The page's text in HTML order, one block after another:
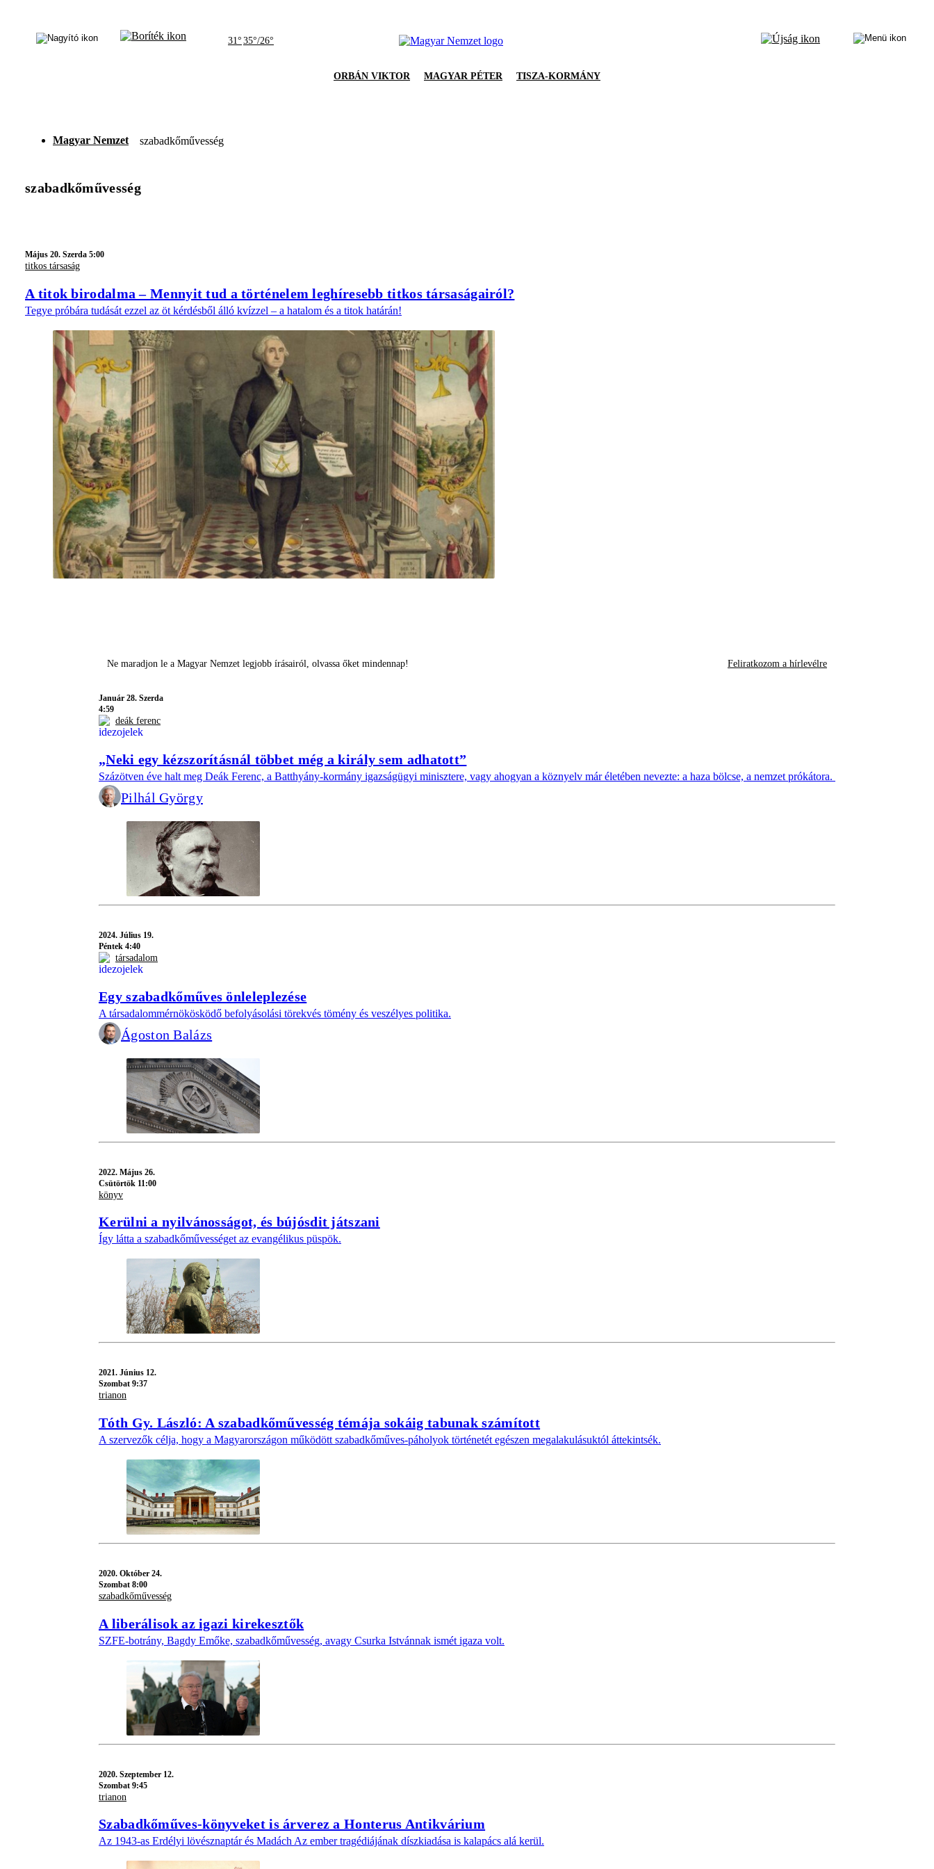
31° 35°/26°
ORBÁN VIKTOR MAGYAR PÉTER TISZA-KORMÁNY
Magyar Nemzet szabadkőművesség
szabadkőművesség
Május 20. Szerda 5:00
titkos társaság
A titok birodalma – Mennyit tud a történelem leghíresebb titkos társaságairól?
Tegye próbára tudását ezzel az öt kérdésből álló kvízzel – a hatalom és a titok határán!
Ne maradjon le a Magyar Nemzet legjobb írásairól, olvassa őket mindennap! Feliratkozom a hírlevélre
Január 28. Szerda
4:59
deák ferenc
„Neki egy kézszorításnál többet még a király sem adhatott”
Százötven éve halt meg Deák Ferenc, a Batthyány-kormány igazságügyi minisztere, vagy ahogyan a köznyelv már életében nevezte: a haza bölcse, a nemzet prókátora.
Pilhál György
2024. Július 19.
Péntek 4:40
társadalom
Egy szabadkőműves önleleplezése
A társadalommérnökösködő befolyásolási törekvés tömény és veszélyes politika.
Ágoston Balázs
2022. Május 26.
Csütörtök 11:00
könyv
Kerülni a nyilvánosságot, és bújósdit játszani
Így látta a szabadkőművességet az evangélikus püspök.
2021. Június 12.
Szombat 9:37
trianon
Tóth Gy. László: A szabadkőművesség témája sokáig tabunak számított
A szervezők célja, hogy a Magyarországon működött szabadkőműves-páholyok történetét egészen megalakulásuktól áttekintsék.
2020. Október 24.
Szombat 8:00
szabadkőművesség
A liberálisok az igazi kirekesztők
SZFE-botrány, Bagdy Emőke, szabadkőművesség, avagy Csurka Istvánnak ismét igaza volt.
2020. Szeptember 12.
Szombat 9:45
trianon
Szabadkőműves-könyveket is árverez a Honterus Antikvárium
Az 1943-as Erdélyi lövésznaptár és Madách Az ember tragédiájának díszkiadása is kalapács alá kerül.